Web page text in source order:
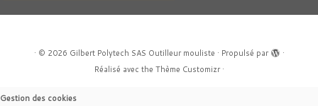
· © 2026 Gilbert Polytech SAS Outilleur mouliste · Propulsé par
·
Réalisé avec the Thème Customizr·
Gestion des cookies